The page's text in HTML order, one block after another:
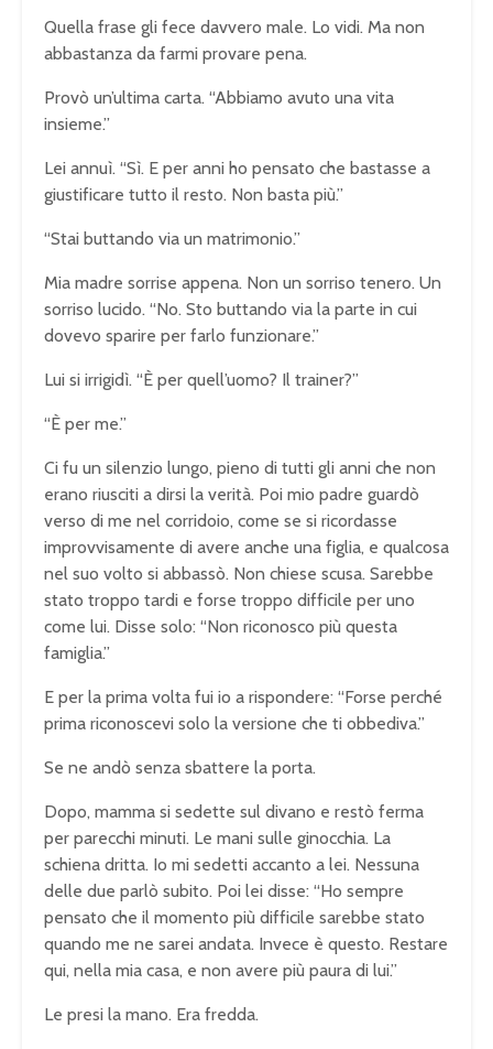
Quella frase gli fece davvero male. Lo vidi. Ma non
abbastanza da farmi provare pena.
Provò un’ultima carta. “Abbiamo avuto una vita
insieme.”
Lei annuì. “Sì. E per anni ho pensato che bastasse a
giustificare tutto il resto. Non basta più.”
“Stai buttando via un matrimonio.”
Mia madre sorrise appena. Non un sorriso tenero. Un
sorriso lucido. “No. Sto buttando via la parte in cui
dovevo sparire per farlo funzionare.”
Lui si irrigidì. “È per quell’uomo? Il trainer?”
“È per me.”
Ci fu un silenzio lungo, pieno di tutti gli anni che non
erano riusciti a dirsi la verità. Poi mio padre guardò
verso di me nel corridoio, come se si ricordasse
improvvisamente di avere anche una figlia, e qualcosa
nel suo volto si abbassò. Non chiese scusa. Sarebbe
stato troppo tardi e forse troppo difficile per uno
come lui. Disse solo: “Non riconosco più questa
famiglia.”
E per la prima volta fui io a rispondere: “Forse perché
prima riconoscevi solo la versione che ti obbediva.”
Se ne andò senza sbattere la porta.
Dopo, mamma si sedette sul divano e restò ferma
per parecchi minuti. Le mani sulle ginocchia. La
schiena dritta. Io mi sedetti accanto a lei. Nessuna
delle due parlò subito. Poi lei disse: “Ho sempre
pensato che il momento più difficile sarebbe stato
quando me ne sarei andata. Invece è questo. Restare
qui, nella mia casa, e non avere più paura di lui.”
Le presi la mano. Era fredda.